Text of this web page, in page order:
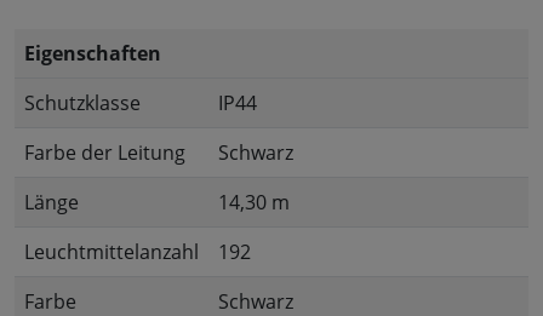
Eigenschaften
Schutzklasse
IP44
Farbe der Leitung
Schwarz
Länge
14,30 m
Leuchtmittelanzahl
192
Farbe
Schwarz